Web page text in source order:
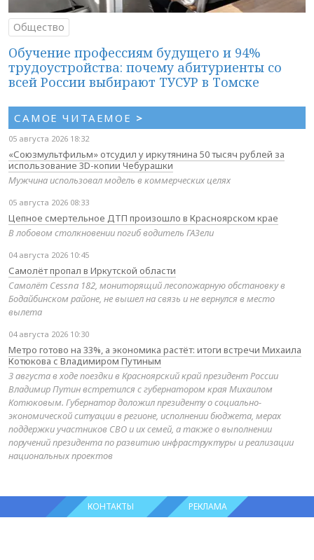
Общество
Обучение профессиям будущего и 94%
трудоустройства: почему абитуриенты со
всей России выбирают ТУСУР в Томске
САМОЕ ЧИТАЕМОЕ >
05 августа 2026 18:32
«Союзмультфильм» отсудил у иркутянина 50 тысяч рублей за
использование 3D-копии Чебурашки
Мужчина использовал модель в коммерческих целях
05 августа 2026 08:33
Цепное смертельное ДТП произошло в Красноярском крае
В лобовом столкновении погиб водитель ГАЗели
04 августа 2026 10:45
Самолёт пропал в Иркутской области
Самолёт Cessna 182, мониторящий лесопожарную обстановку в
Бодайбинском районе, не вышел на связь и не вернулся в место
вылета
04 августа 2026 10:30
Метро готово на 33%, а экономика растёт: итоги встречи Михаила
Котюкова с Владимиром Путиным
3 августа в ходе поездки в Красноярский край президент России
Владимир Путин встретился с губернатором края Михаилом
Котюковым. Губернатор доложил президенту о социально-
экономической ситуации в регионе, исполнении бюджета, мерах
поддержки участников СВО и их семей, а также о выполнении
поручений президента по развитию инфраструктуры и реализации
национальных проектов
КОНТАКТЫ РЕКЛАМА